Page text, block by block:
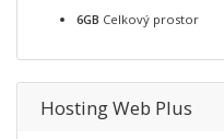
6GB Celkový prostor
Hosting Web Plus